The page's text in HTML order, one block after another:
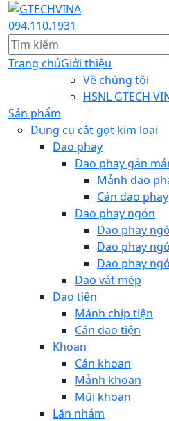
094.110.1931
Trang chủGiới thiệu
Về chúng tôi
HSNL GTECH
Sản phẩm
Dụng cụ cắt gọt kim loại
Dao phay
Dao phay gắn
Mảnh dao
Cán dao phay
Dao phay ngón
Dao phay
Dao phay
Dao phay
Dao vát mép
Dao tiện
Mảnh chip tiện
Cán dao tiện
Khoan
Cán khoan
Mảnh khoan
Mũi khoan
Lăn nhám